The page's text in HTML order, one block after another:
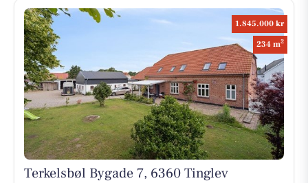
1.845.000 kr
234 m2
Terkelsbøl Bygade 7, 6360 Tinglev